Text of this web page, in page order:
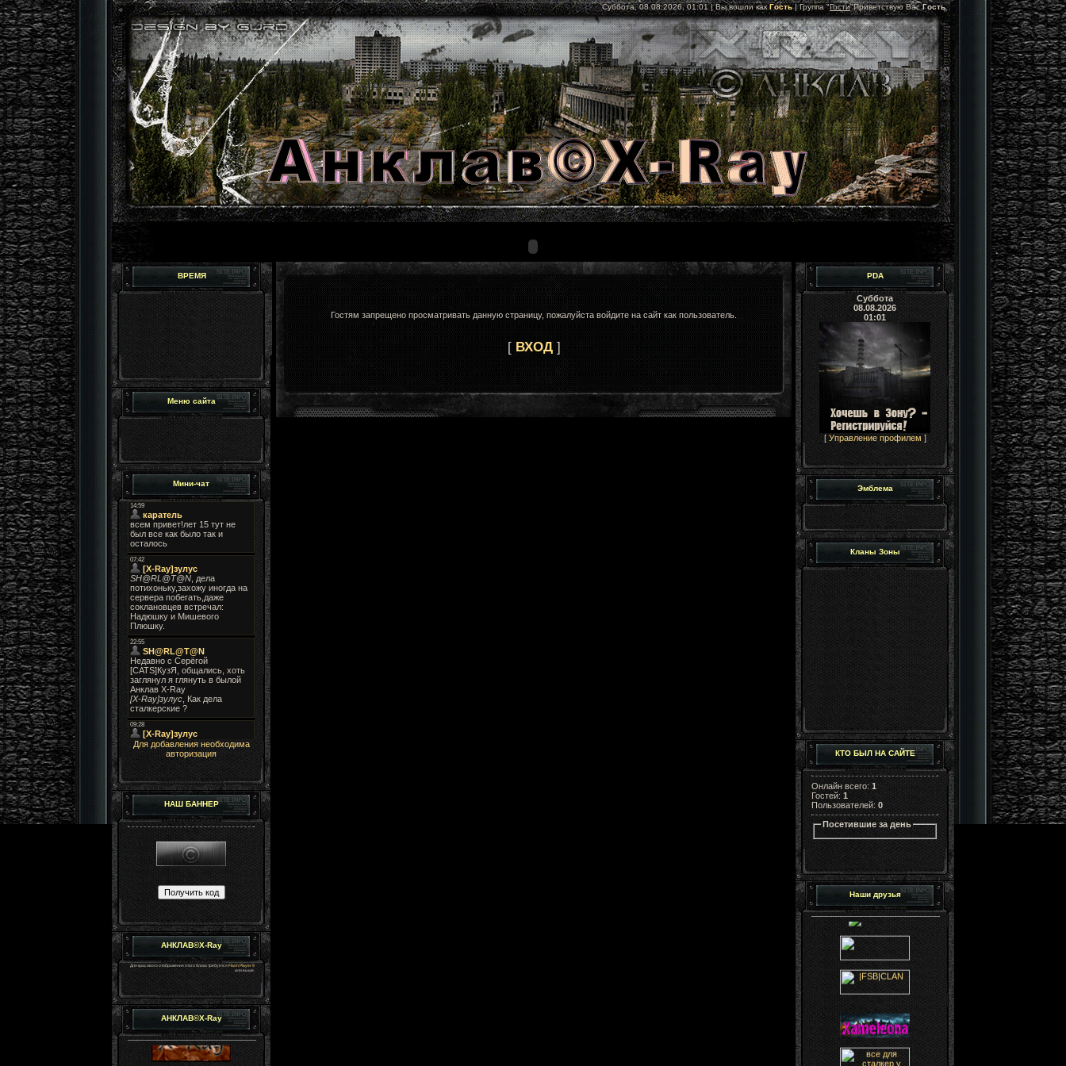
Суббота, 08.08.2026, 01:01 |Вы вошли как Гость|Группа"Гости"Приветствую Вас Гость
ВРЕМЯ
Меню сайта
Мини-чат
Для добавления необходима
авторизация
НАШ БАННЕР
АНКЛАВ©X-Ray
Для красивого отображения этого блока требуетсяFlash Player 9
или выше.
АНКЛАВ©X-Ray
Гостям запрещено просматривать данную страницу, пожалуйста войдите на сайт как пользователь.
[ ВХОД]
PDA
Суббота
08.08.2026
01:01
[ Управление профилем]
Эмблема
Кланы Зоны
КТО БЫЛ НА САЙТЕ
Онлайн всего: 1
Гостей: 1
Пользователей:0
Посетившие за день
Наши друзья